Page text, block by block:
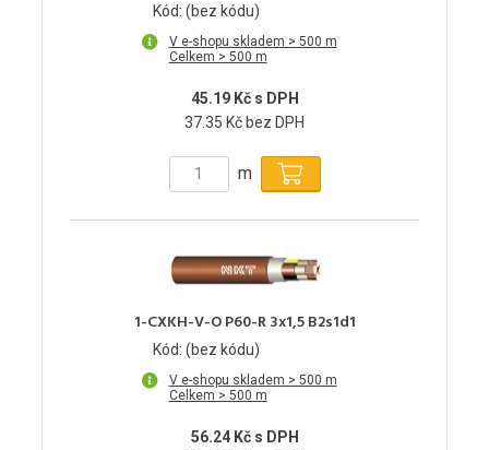
Kód: (bez kódu)
V e-shopu skladem > 500 m
Celkem > 500 m
45.19 Kč s DPH
37.35 Kč bez DPH
m
1-CXKH-V-O P60-R 3x1,5 B2s1d1
Kód: (bez kódu)
V e-shopu skladem > 500 m
Celkem > 500 m
56.24 Kč s DPH